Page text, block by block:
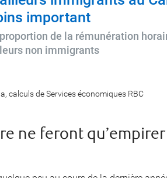
important
de la rémunération
non immigrants
calculs de Services économiques RBC
ne feront